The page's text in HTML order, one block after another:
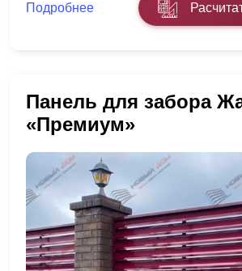
Подробнее
Панель для забора
«Премиум»